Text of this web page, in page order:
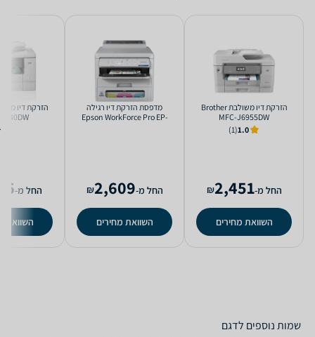
‏הזרקת דיו ‏משולבת Brother
MFC-J6955DW
1.0
(1)
החל מ-2,451
₪
השוואת מחירים
‏מדפסת הזרקת דיו ‏רגילה
Epson WorkForce Pro EP-
החל מ-2,609
₪
השוואת מחירים
החל מ-
השוואת
שמות נוספים לדגם